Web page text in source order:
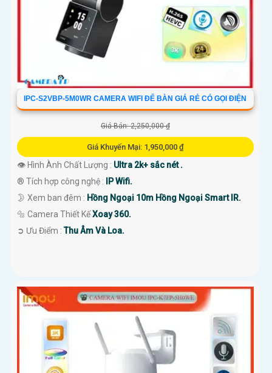
IPC-S2VBP-5M0WR CAMERA WIFI ĐỂ BÀN GIÁ RẺ CÓ GỌI ĐIỆN
Giá Bán: 2,250,000 ₫
Giá Khuyến Mại: 1,950,000 ₫
👁 Hình Ành Chất Lượng : Ultra 2k+ sắc nét .
®️ Tích hợp công nghệ :
IP Wifi.
🌛 Xem ban đêm : Hồng Ngoại 10m Hồng Ngoại Smart IR.
🔩 Camera Thiết KếXoay 360.
️➲ Ưu Điểm :Thu Âm Và Loa.